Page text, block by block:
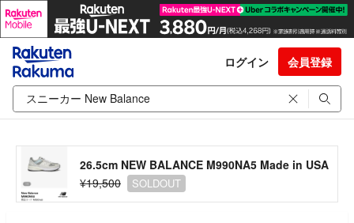
ログイン 会員登録
26.5cm NEW BALANCE M990NA5 Made in USA
¥19,500
SOLDOUT